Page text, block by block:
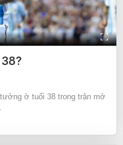
ở tuổi 38 trong trận mở